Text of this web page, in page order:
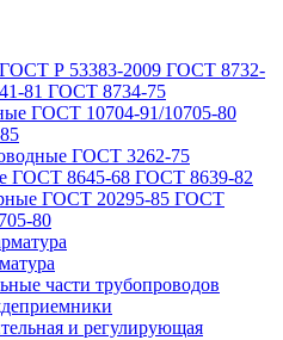
Р 53383-2009 ГОСТ 8732-
81 ГОСТ 8734-75
ГОСТ 10704-91/10705-80
ГОСТ 3262-75
ГОСТ 8645-68 ГОСТ 8639-82
ГОСТ 20295-85 ГОСТ
80
части трубопроводов
и регулирующая